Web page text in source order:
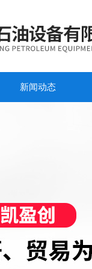
新闻动态